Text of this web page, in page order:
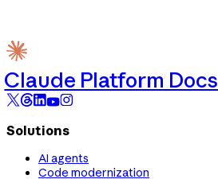
Claude Platform Docs
Solutions
AI agents
Code modernization